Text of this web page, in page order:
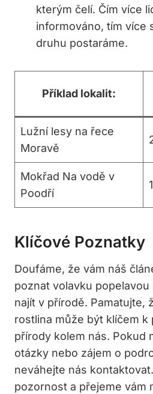
kterým ‌čelí. Čím více
informováno, tím více
druhu postaráme.
Příklad lokalit:
Lužní lesy na⁢ řece
Moravě
Mokřad Na vodě v
Poodří
Klíčové‌ Poznatky
Doufáme,⁣ že vám náš
poznat volavku popelavou
najít‌ v‌ přírodě. Pamatujte,
rostlina může být klíčem k
přírody kolem⁣ nás. Pokud
otázky nebo zájem o
neváhejte nás
⁣pozornost a přejeme ‌vám